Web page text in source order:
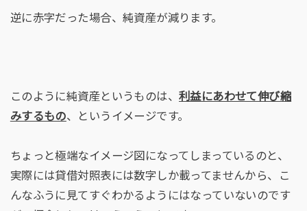
逆に赤字だった場合、純資産が減ります。
このように純資産というものは、利益にあわせて伸び縮
みするもの、というイメージです。
ちょっと極端なイメージ図になってしまっているのと、
実際には貸借対照表には数字しか載ってませんから、こ
んなふうに見てすぐわかるようにはなっていないのです